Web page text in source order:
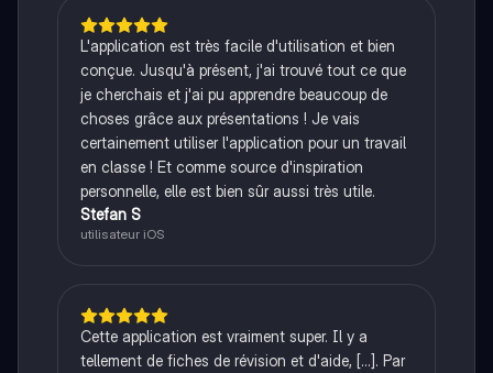
L'application est très facile d'utilisation et bien
conçue. Jusqu'à présent, j'ai trouvé tout ce que
je cherchais et j'ai pu apprendre beaucoup de
choses grâce aux présentations ! Je vais
certainement utiliser l'application pour un travail
en classe ! Et comme source d'inspiration
personnelle, elle est bien sûr aussi très utile.
Stefan S
utilisateur iOS
Cette application est vraiment super. Il y a
tellement de fiches de révision et d'aide, [...]. Par